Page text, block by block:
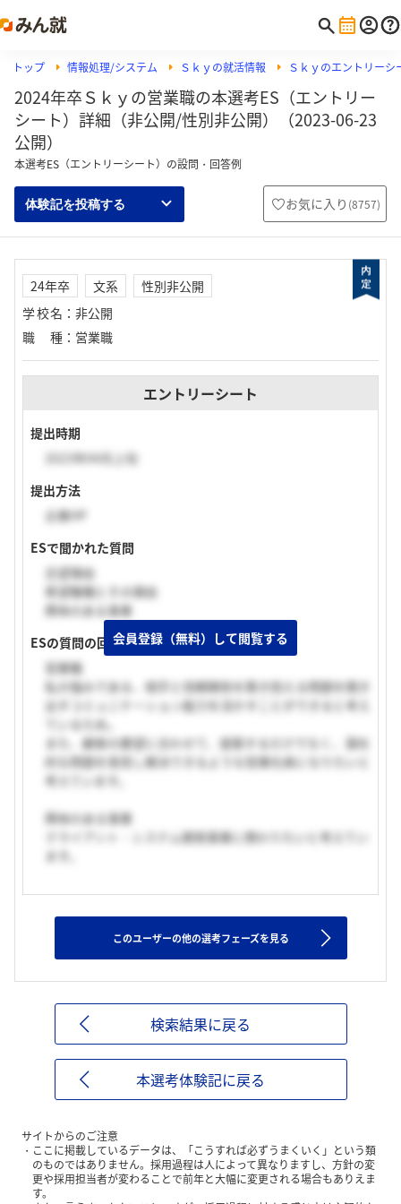
トップ 情報処理/システム Ｓｋｙの就活情報 Ｓｋｙのエントリーシ
2024年卒Ｓｋｙの営業職の本選考ES（エントリー
シート）詳細（非公開/性別非公開）（2023-06-23
公開）
本選考ES（エントリーシート）の設問・回答例
体験記を投稿する お気に入り (8757)
24年卒 文系
性別非公開
学校名 ： 非公開
職種 ： 営業職
エントリーシート
提出時期
2023年04月上旬
提出方法
企業HP
ESで聞かれた質問
志望理由
希望職種とその理由
興味のある事業
ESの質問の回答
営業職
私の強みである、相手と信頼関係を築き抱える問題を聞き
出すコミュニケーション能力を活かすことができると考え
ているため。
また、顧客の要望に合わせて、提案するだけでなく、潜在
的な問題を発見し解決できるような営業社員になりたいと
考えています。
興味のある事業
クライアント・システム開発事業に携わりたいと考えてい
ます。
会員登録（無料）して閲覧する
このユーザーの他の選考フェーズを見る
検索結果に戻る
本選考体験記に戻る
サイトからのご注意
ここに掲載しているデータは、「こうすれば必ずうまくいく」という類
のものではありません。採用過程は人によって異なりますし、方針の変
更や採用担当者が変わることで前年と大幅に変更される場合もありえま
す。